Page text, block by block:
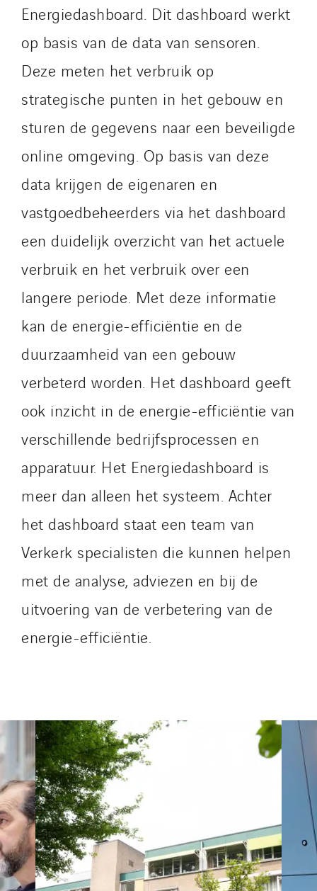
Energiedashboard. Dit dashboard werkt
op basis van de data van sensoren.
Deze meten het verbruik op
strategische punten in het gebouw en
sturen de gegevens naar een beveiligde
online omgeving. Op basis van deze
data krijgen de eigenaren en
vastgoedbeheerders via het dashboard
een duidelijk overzicht van het actuele
verbruik en het verbruik over een
langere periode. Met deze informatie
kan de energie-efficiëntie en de
duurzaamheid van een gebouw
verbeterd worden. Het dashboard geeft
ook inzicht in de energie-efficiëntie van
verschillende bedrijfsprocessen en
apparatuur. Het Energiedashboard is
meer dan alleen het systeem. Achter
het dashboard staat een team van
Verkerk specialisten die kunnen helpen
met de analyse, adviezen en bij de
uitvoering van de verbetering van de
energie-efficiëntie.
Provelec Sud
Qivy
Qivy Habitat
Qivy Tertiaire
Roiret Energies
Roiret Transport
Saga Tertiaire
Salendre Réseaux
Santerne Alsace
Santerne Angouleme
Santerne Aquitaine
Santerne Champagne Ardenne
Santerne Fluides
Santerne IDF
Santerne Marseille
Santerne Tertiaire et Santé
Sarrasola
Schoro Electricité
Schuh Bodentechnik
SCIE Puy de Dome
SDEL Atlantis
SDEL Grand Ouest
SDEL Navis
SDEL Rouergue
SDEL Tertiaire
SDEL Transport
SDEL Transport Services
SEDD
Smart Building Energies
Socalec
Sotécnica
SparkEx® Funkenlöschanlagen
STE Armor
Strasser
Stroomverdeler